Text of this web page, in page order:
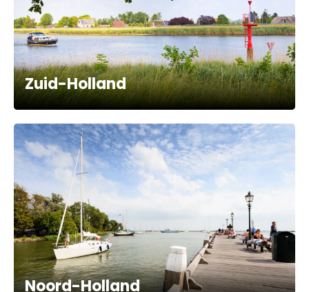
Zuid-Holland
Noord-Holland